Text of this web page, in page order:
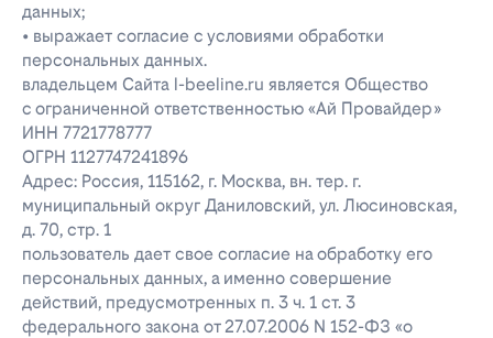
данных;
• выражает согласие с условиями обработки
персональных данных.
владельцем Сайта l-beeline.ru является Общество
с ограниченной ответственностью «Ай Провайдер»
ИНН 7721778777
ОГРН 1127747241896
Адрес: Россия, 115162, г. Москва, вн. тер. г.
муниципальный округ Даниловский, ул. Люсиновская,
д. 70, стр. 1
пользователь дает свое согласие на обработку его
персональных данных, а именно совершение
действий, предусмотренных п. 3 ч. 1 ст. 3
федерального закона от 27.07.2006 N 152-ФЗ «о